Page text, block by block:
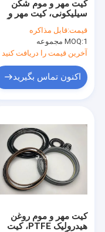
کیت مهر و موم شکن
سیلیکونی، کیت مهر و
با مقاومت شیمیایی
قیمت:قابل مذاکره
MOQ:1 مجموعه
آخرین قیمت را دریافت کنید
اکنون تماس بگیرید
کیت مهر و موم روغن
هیدرولیک PTFE، کیت